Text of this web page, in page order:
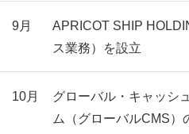
9月
APRICOT SHIP
ス業務）を設立
10月
グローバル・キャッシ
ム（グローバルCMS）